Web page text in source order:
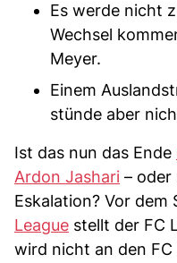
Es werde nicht
Wechsel
Meyer.
Einem
stünde aber
Ist das nun das Ende
Ardon Jashari – oder
Eskalation? Vor
League stellt der FC
wird nicht an den FC